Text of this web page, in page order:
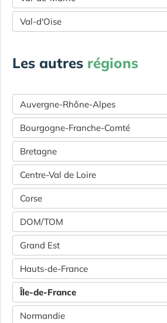
Val-d'Oise
Les autres régions
Auvergne-Rhône-Alpes
Bourgogne-Franche-Comté
Bretagne
Centre-Val de Loire
Corse
DOM/TOM
Grand Est
Hauts-de-France
Île-de-France
Normandie